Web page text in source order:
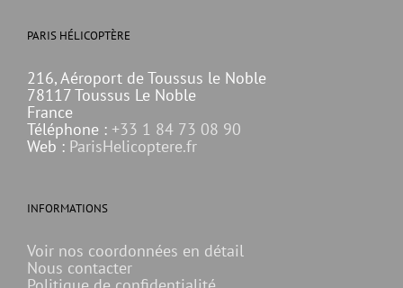
PARIS HÉLICOPTÈRE
216, Aéroport de Toussus le Noble
78117 Toussus Le Noble
France
Téléphone : +33 1 84 73 08 90
Web : ParisHelicoptere.fr
INFORMATIONS
Voir nos coordonnées en détail
Nous contacter